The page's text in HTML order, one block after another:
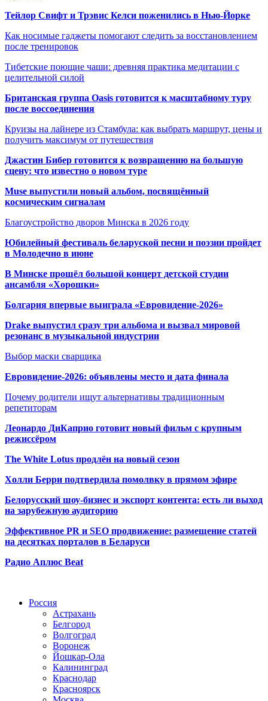
Тейлор Свифт и Трэвис Келси поженились в Нью-Йорке
Как носимые гаджеты помогают следить за восстановлением
после тренировок
Тибетские поющие чаши: древняя практика медитации с
целительной силой
Британская группа Oasis готовится к масштабному туру
после воссоединения
Круизы на лайнере из Стамбула: как выбрать маршрут, цены и
получить максимум от путешествия
Джастин Бибер готовится к возвращению на большую
сцену: что известно о новом туре
Muse выпустили новый альбом, посвящённый
космическим сигналам
Благоустройство дворов Минска в 2026 году
Юбилейный фестиваль беларуской песни и поэзии пройдет
в Молодечно в июне
В Минске прошёл большой концерт детской студии
ансамбля «Хорошки»
Болгария впервые выиграла «Евровидение-2026»
Drake выпустил сразу три альбома и вызвал мировой
резонанс в музыкальной индустрии
Выбор маски сварщика
Евровидение-2026: объявлены место и дата финала
Почему родители ищут альтернативы традиционным
репетиторам
Леонардо ДиКаприо готовит новый фильм с крупным
режиссёром
The White Lotus продлён на новый сезон
Холли Берри подтвердила помолвку в прямом эфире
Белорусский шоу-бизнес и экспорт контента: есть ли выход
на зарубежную аудиторию
Эффективное PR и SEO продвижение: размещение статей
на десятках порталов в Беларуси
Радио Аплюс Beat
Россия
Астрахань
Белгород
Волгоград
Воронеж
Йошкар-Ола
Калининград
Краснодар
Красноярск